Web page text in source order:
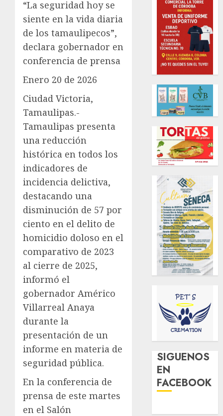
“La seguridad hoy se
siente en la vida diaria
de los tamaulipecos”,
declara gobernador en
conferencia de prensa
Enero 20 de 2026
Ciudad Victoria,
Tamaulipas.-
Tamaulipas presenta
una reducción
histórica en todos los
indicadores de
incidencia delictiva,
destacando una
disminución de 57 por
ciento en el delito de
homicidio doloso en el
comparativo de 2023
al cierre de 2025,
informó el
gobernador Américo
Villarreal Anaya
durante la
presentación de un
informe en materia de
seguridad pública.
En la conferencia de
prensa de este martes
en el Salón
SIGUENOS
EN
FACEBOOK